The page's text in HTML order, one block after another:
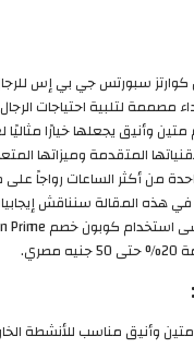
مصممة لتلبية احتياجات
وأنيق يجعلها خيارًا
المتقدمة وميزاتها
من أكثر الساعات رواجاً
هذه المقالة سنناقش
وأنيق مناسب للأنشطة